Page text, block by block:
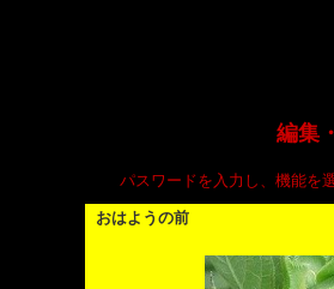
編集
パスワードを入力し、機能を
おはようの前